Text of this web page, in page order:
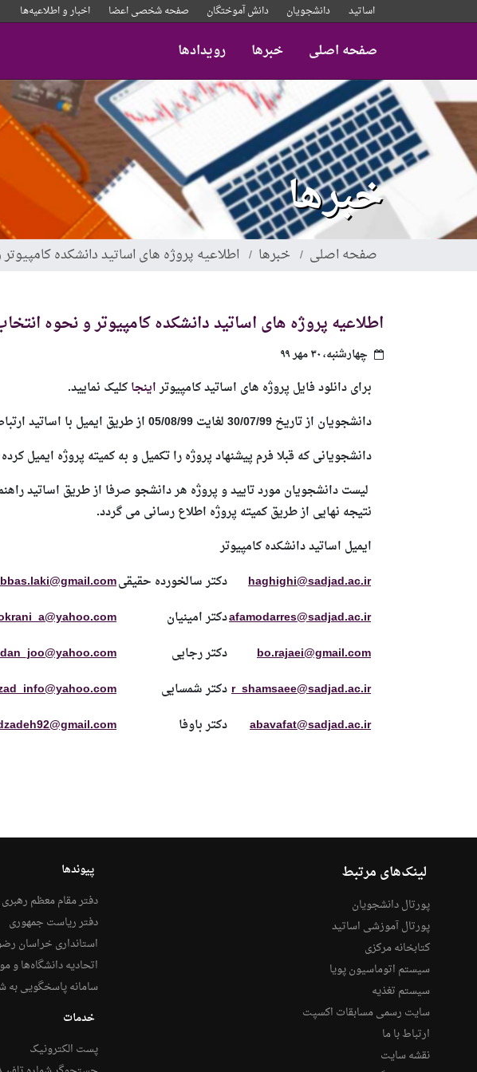
به
اساتید دانشجویان دانش آموختگان صفحه شخصی اعضا اخبار و‌ اطلاعیه‌ها
صفحه اصلی خبرها رویدادها
خبرها
صفحه اصلی خبرها اطلاعیه پروژه های اساتید دانشکده
اطلاعیه پروژه های اساتید دانشکده کامپیوتر و نحوه
چهارشنبه، ۳۰ مهر ۹۹
برای دانلود فایل پروژه های اساتید کامپیوتراینجاکلیک نمایید.
دانشجویان از تاریخ 30/07/99 لغایت 05/08/99 از طریق ایمیل با اساتید ارتباط برقرار نمایند.
دانشجویانی که قبلا فرم پیشنهاد پروژه را تکمیل و به کمیته پروژه ایمیل کرده
لیست دانشجویان مورد تایید و پروژه هر دانشجو صرفا از طریق اساتید
نتیجه نهایی از طریق کمیته پروژه اطلاع رسانی می­ گردد.
ایمیل اساتید دانشکده کامپیوتر
haghighi@sadjad.ac.ir
دکتر سالخورده حقیقی
afamodarres@sadjad.ac.irدکتر امینیان
bo.rajaei@gmail.com
دکتر رجایی
r_shamsaee@sadjad.ac.irدکتر شمسایی
abavafat@sadjad.ac.ir
دکتر باوفا
لینک‌های مرتبط
پورتال دانشجویان
پورتال آموزشی اساتید
کتابخانه مرکزی
سیستم اتوماسیون پویا
سیستم تغذیه
سایت رسمی مسابقات اکسپت
ارتباط با ما
نقشه سایت
پیوندها
دفتر مقام معظم رهبری
دفتر ریاست جمهوری
استانداری خراسان
اتحادیه دانشگاه‌ها
سامانه پاسخگویی به
خدمات
پست الکترونیک